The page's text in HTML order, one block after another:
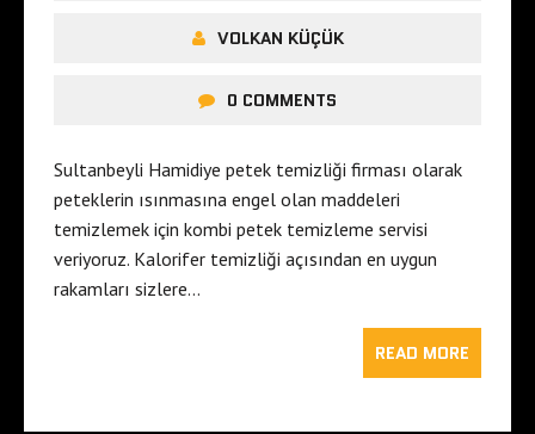
VOLKAN KÜÇÜK
0 COMMENTS
Sultanbeyli Hamidiye petek temizliği firması olarak
peteklerin ısınmasına engel olan maddeleri
temizlemek için kombi petek temizleme servisi
veriyoruz. Kalorifer temizliği açısından en uygun
rakamları sizlere…
READ MORE